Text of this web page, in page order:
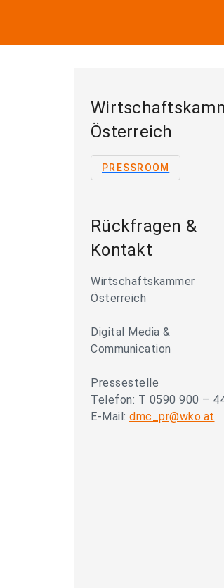
Österreich
PRESSROOM
Rückfragen &
Kontakt
Wirtschaftskammer
Österreich
Digital Media &
Communication
Pressestelle
Telefon: T 0590 900 –
E-Mail: dmc_pr@wko.at